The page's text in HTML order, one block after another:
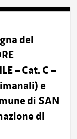
del
– Cat. C –
e
di SAN
di